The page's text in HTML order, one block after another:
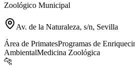
Zoológico Municipal
Av. de la Naturaleza, s/n, Sevilla
Área de PrimatesProgramas de
AmbientalMedicina Zoológica
🐆